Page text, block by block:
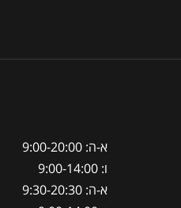
א-ה: 9:00-20:00
ו: 9:00-14:00
א-ה: 9:30-20:30